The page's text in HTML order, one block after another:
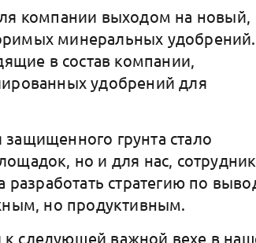
компании выходом на новый,
минеральных удобрений.
в состав компании,
удобрений для
грунта стало
но и для нас,
разработать стратегию по
но продуктивным.
следующей важной вехе в